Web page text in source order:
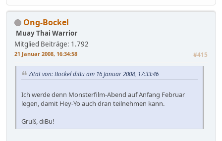
Ong-Bockel
Muay Thai Warrior
Mitglied Beiträge: 1.792
21 Januar 2008, 16:34:58 #415
Zitat von: Bockel diBu am 16 Januar 2008, 17:33:46
Ich werde denn Monsterfilm-Abend auf Anfang Februar
legen, damit Hey-Yo auch dran teilnehmen kann.
Gruß, diBu!